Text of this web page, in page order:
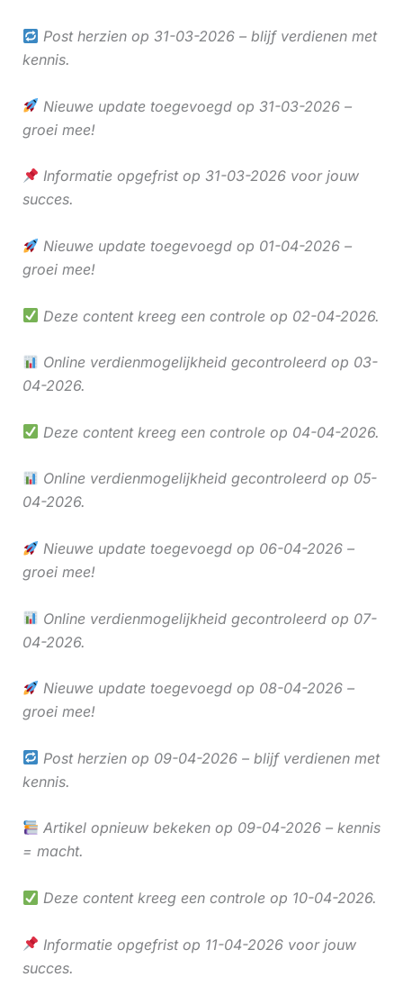
Post herzien op 31-03-2026 – blijf verdienen met
kennis.
Nieuwe update toegevoegd op 31-03-2026 –
groei mee!
Informatie opgefrist op 31-03-2026 voor jouw
succes.
Nieuwe update toegevoegd op 01-04-2026 –
groei mee!
Deze content kreeg een controle op 02-04-2026.
Online verdienmogelijkheid gecontroleerd op 03-
04-2026.
Deze content kreeg een controle op 04-04-2026.
Online verdienmogelijkheid gecontroleerd op 05-
04-2026.
Nieuwe update toegevoegd op 06-04-2026 –
groei mee!
Online verdienmogelijkheid gecontroleerd op 07-
04-2026.
Nieuwe update toegevoegd op 08-04-2026 –
groei mee!
Post herzien op 09-04-2026 – blijf verdienen met
kennis.
Artikel opnieuw bekeken op 09-04-2026 – kennis
= macht.
Deze content kreeg een controle op 10-04-2026.
Informatie opgefrist op 11-04-2026 voor jouw
succes.